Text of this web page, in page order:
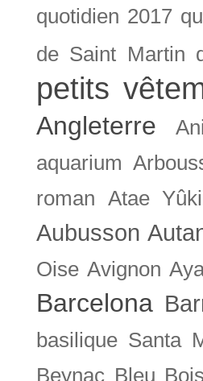
quotidien 2017
de Saint Martin
petits
Angleterre
aquarium
roman Atae Yûki
Aubusson
Oise Avignon
Barcelona
basilique Santa
Beynac Bleu